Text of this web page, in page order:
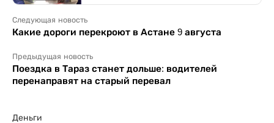
Следующая новость
Какие дороги перекроют в Астане 9 августа
Предыдущая новость
Поездка в Тараз станет дольше: водителей
перенаправят на старый перевал
Деньги